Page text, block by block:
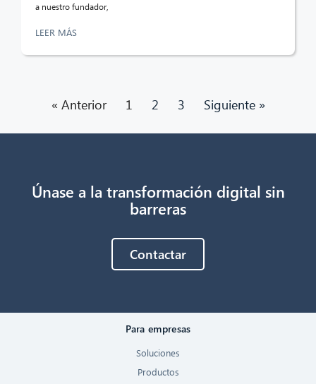
a nuestro fundador,
LEER MÁS
« Anterior 1 2 3 Siguiente »
Únase a la transformación digital sin
barreras
Contactar
Para empresas
Soluciones
Productos